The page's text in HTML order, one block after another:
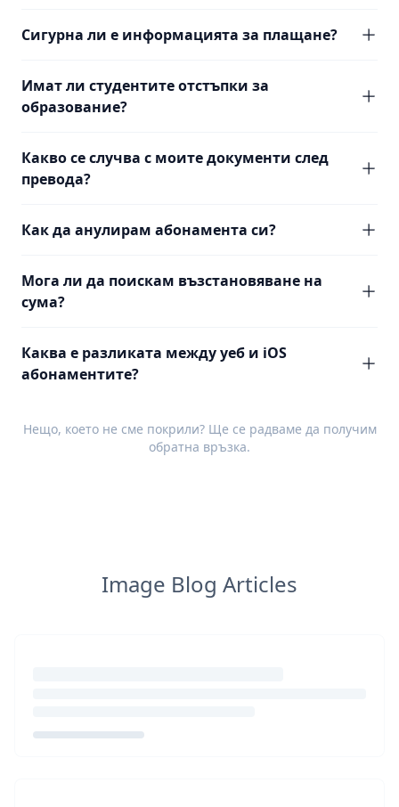
Сигурна ли е информацията за плащане?
Имат ли студентите отстъпки за
образование?
Какво се случва с моите документи след
превода?
Как да анулирам абонамента си?
Мога ли да поискам възстановяване на
сума?
Каква е разликата между уеб и iOS
абонаментите?
Нещо, което не сме покрили? Ще се радваме да получим
обратна връзка.
Image Blog Articles